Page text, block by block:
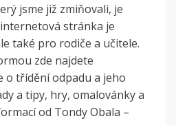
jsme již zmiňovali, je
stránka je
také pro rodiče a učitele.
zde najdete
o třídění odpadu a jeho
a tipy, hry, omalovánky a
od Tondy Obala –